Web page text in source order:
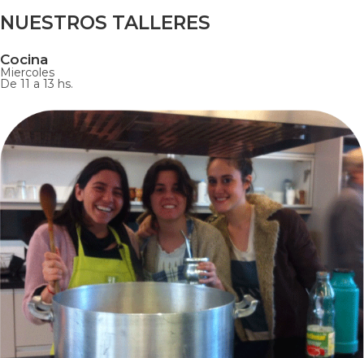
NUESTROS TALLERES
Cocina
Miercoles
De 11 a 13 hs.